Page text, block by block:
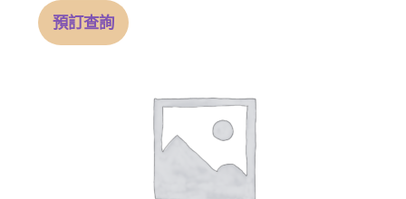
預訂查詢